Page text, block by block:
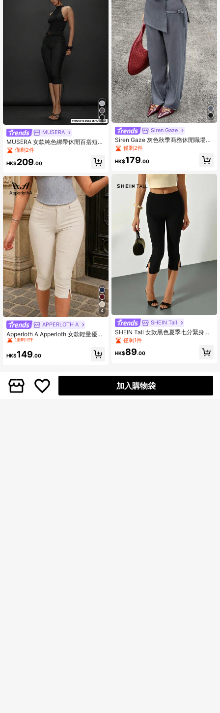
MUSERA
MUSERA 女款純色綁帶休閒百搭短款
緊身褲 聖誕節假期
僅剩2件
HK$209.00
4
APPERLOTH A
Apperloth A Apperloth 女款輕量優雅
卡其色彈性開衩下擺緊身褲，修身顯
搭夏季款
High Repeat Customers
僅剩1件
High Repeat Customers
僅剩1件
High Repeat Customers
僅剩1件
High Repeat Customers
HK$149.00
Siren Gaze
Siren Gaze 灰色秋季商務休閒職場女
裝長褲，純色修身直筒雙層設計高腰
剪裁西裝褲
僅剩2件
HK$179.00
SHEIN Tall
SHEIN Tall 女款黑色夏季七分緊身
褲，純色休閒修身開衩褲腳運動服，
商務教師穿搭，老錢風約會七分褲，
適合高個女性
僅剩1件
HK$89.00
加入購物袋